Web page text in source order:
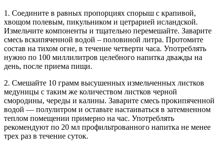
1. Соедините в равных пропорциях спорыш с крапивой,
хвощом полевым, пикульником и цетрарией исландской.
Измельчите компоненты и тщательно перемешайте. Заварите
смесь вскипяченной водой – половиной литра. Протомите
состав на тихом огне, в течение четверти часа. Употреблять
нужно по 100 миллилитров целебного напитка дважды на
день, после приема пищи.
2. Смешайте 10 грамм высушенных измельченных листков
медуницы с таким же количеством листков черной
смородины, череды и калины. Заварите смесь прокипяченной
водой — полулитром и оставьте настаиваться в затемненном
теплом помещении примерно на час. Употреблять
рекомендуют по 20 мл профильтрованного напитка не менее
трех раз в течение суток.